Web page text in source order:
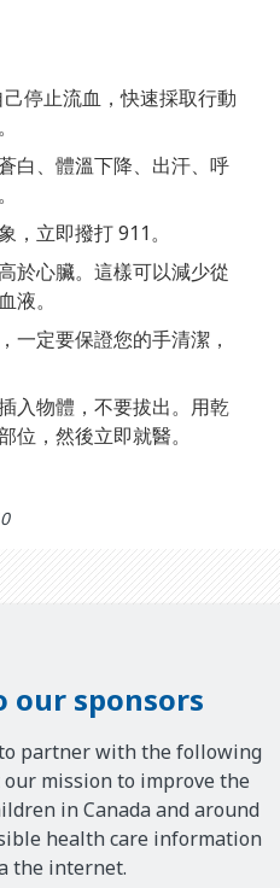
停止流血，快速採取行動
白、體溫下降、出汗、呼
，立即撥打 911。
於心臟。這樣可以減少從
液。
一定要保證您的手清潔，
入物體，不要拔出。用乾
位，然後立即就醫。
our sponsors
partner with the following
mission to improve the
in Canada and around
health care information
the internet.